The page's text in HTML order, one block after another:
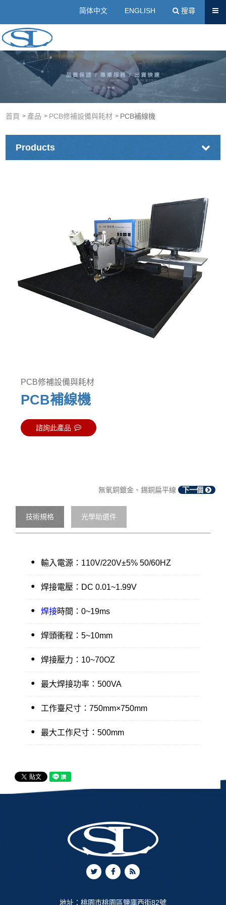
壓克力樹脂廠商｜冷埋樹脂、壓克力粉-士琳科技有限公司
送出
简体中文 ENGLISH 搜尋
首頁 產品 PCB修補設備與耗材 PCB補線機
Products
PCB修補設備與耗材
PCB補線機
諮詢此產品
無氧銅鍍金、錫銅扁平線 下一個
技術規格 光學助選件
● 輸入電源：110V/220V±5% 50/60HZ
● 焊接電壓：DC 0.01~1.99V
● 焊接時間：0~19ms
● 焊頭衝程：5~10mm
● 焊接壓力：10~70OZ
● 最大焊接功率：500VA
● 工作臺尺寸：750mm×750mm
● 最大工作尺寸：500mm
地址： 桃園市桃園區鹽庫西街82號